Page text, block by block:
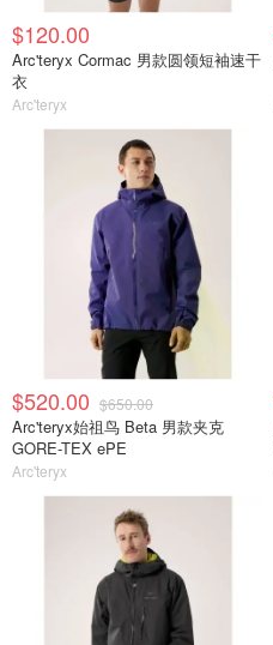
$120.00
Arc'teryx Cormac 男款圆领短袖速干
衣
Arc'teryx
$520.00 $650.00
Arc'teryx始祖鸟 Beta 男款夹克
GORE-TEX ePE
Arc'teryx